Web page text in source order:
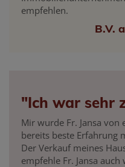
empfehlen.
B.V.
"Ich war sehr
Mir wurde Fr. Jansa
bereits beste Erfahrung
Der Verkauf meines
empfehle Fr. Jansa auch